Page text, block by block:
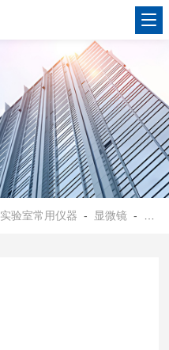
实验室常用仪器 - 显微镜 - XSP-3CA单目生物显微镜 光学系统